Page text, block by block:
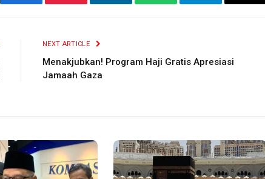
Facebook Pinterest LinkedIn WhatsAppTelegram
NEXT ARTICLE
Menakjubkan! Program Haji Gratis Apresiasi
Jamaah Gaza